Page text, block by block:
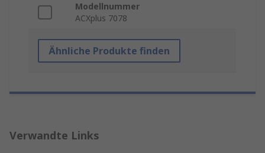
Modellnummer
ACXplus 7078
Ähnliche Produkte finden
Verwandte Links